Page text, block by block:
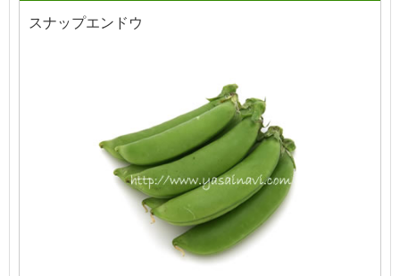
スナップエンドウ